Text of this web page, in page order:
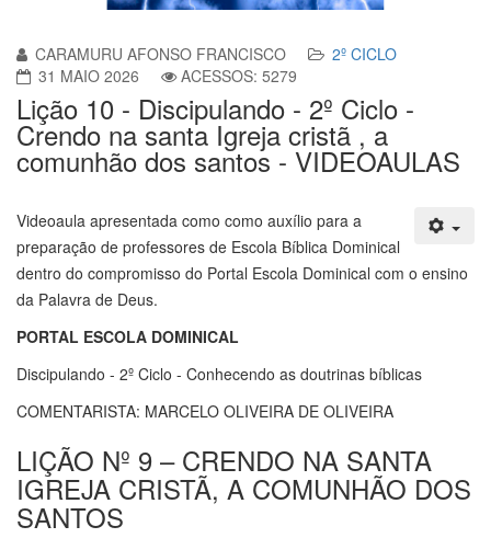
CARAMURU AFONSO FRANCISCO
2º CICLO
31 MAIO 2026
ACESSOS: 5279
Lição 10 - Discipulando - 2º Ciclo -
Crendo na santa Igreja cristã , a
comunhão dos santos - VIDEOAULAS
Videoaula apresentada como como auxílio para a
preparação de professores de Escola Bíblica Dominical
dentro do compromisso do Portal Escola Dominical com o ensino
da Palavra de Deus.
PORTAL ESCOLA DOMINICAL
Discipulando - 2º Ciclo - Conhecendo as doutrinas bíblicas
COMENTARISTA: MARCELO OLIVEIRA DE OLIVEIRA
LIÇÃO Nº 9 – CRENDO NA SANTA
IGREJA CRISTÃ, A COMUNHÃO DOS
SANTOS